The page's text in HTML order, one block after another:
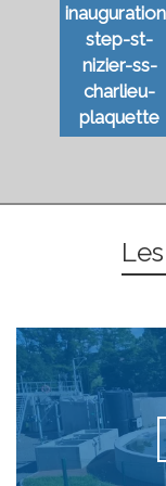
step-st-
nizier-ss-
charlieu-
plaquette